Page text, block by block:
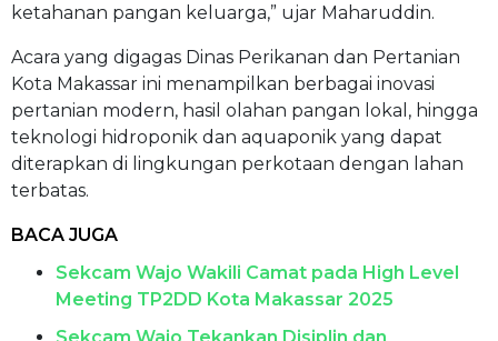
ketahanan pangan keluarga,” ujar Maharuddin.
Acara yang digagas Dinas Perikanan dan Pertanian
Kota Makassar ini menampilkan berbagai inovasi
pertanian modern, hasil olahan pangan lokal, hingga
teknologi hidroponik dan aquaponik yang dapat
diterapkan di lingkungan perkotaan dengan lahan
terbatas.
BACA JUGA
Sekcam Wajo Wakili Camat pada High Level
Meeting TP2DD Kota Makassar 2025
Sekcam Wajo Tekankan Disiplin dan